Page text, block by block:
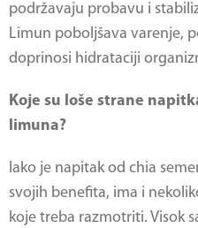
podržavaju probavu i
Limun poboljšava varenje,
doprinosi hidrataciji
Koje su loše strane
limuna?
Iako je napitak od chia
svojih benefita, ima i
koje treba razmotriti. Visok